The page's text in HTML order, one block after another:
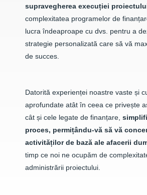
supravegherea execuției
complexitatea programelor de
lucra îndeaproape cu dvs. pentru a
strategie personalizată care să vă
de succes.
Datorită experienței noastre vaste și
aprofundate atât în ceea ce privește
cât și cele legate de finanțare,
proces, permițându-vă să vă
activităților de bază ale afacerii
timp ce noi ne ocupăm de
administrării proiectului.